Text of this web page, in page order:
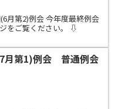
月第2)例会 今年度最終例会
をご覧ください。 ⇩
月第1)例会 普通例会